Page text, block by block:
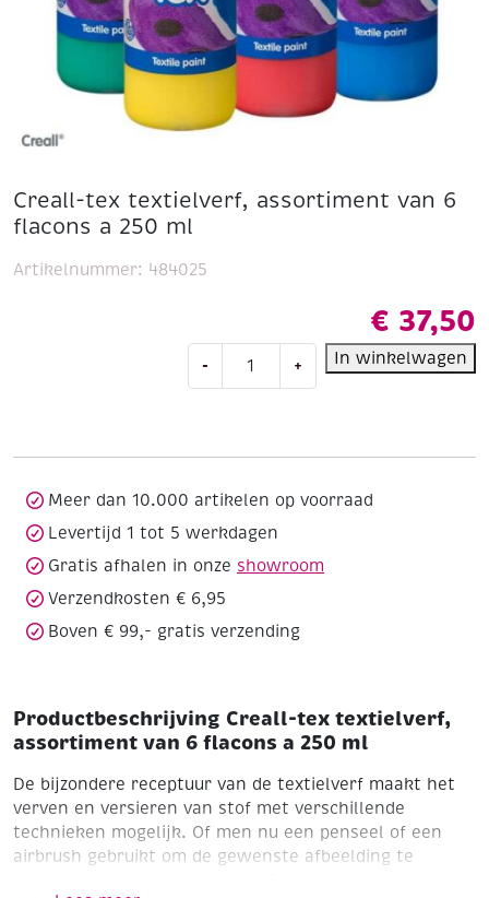
Creall-tex textielverf, assortiment van 6
flacons a 250 ml
€ 37,50
-
flacons
ml
aantal
+ In winkelwagen
Artikelnummer: 484025
Meer dan 10.000 artikelen op voorraad
Levertijd 1 tot 5 werkdagen
Gratis afhalen in onze showroom
Verzendkosten € 6,95
Boven € 99,- gratis verzending
Productbeschrijving Creall-tex textielverf,
assortiment van 6 flacons a 250 ml
De bijzondere receptuur van de textielverf maakt het
verven en versieren van stof met verschillende
technieken mogelijk. Of men nu een penseel of een
airbrush gebruikt om de gewenste afbeelding te